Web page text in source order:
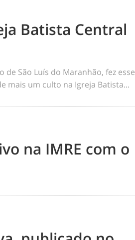
Batista Central
de São Luís do Maranhão, fez esse
mais um culto na Igreja Batista...
na IMRE com o